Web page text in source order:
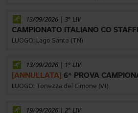
13/09/2026 | 3° LIV
CAMPIONATO ITALIANO CO
LUOGO: Lago Santo (TN)
13/09/2026 | 1° LIV
[ANNULLATA] 6^ PROVA CAMPIONATO REGIONALE CSI -
LUOGO: Tonezza del Cimone (VI)
19/09/2026 | 2° LIV